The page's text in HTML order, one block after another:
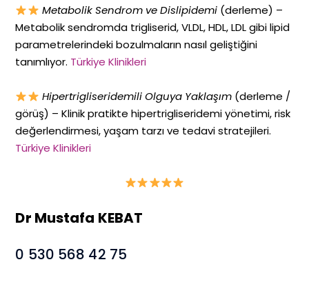
Metabolik Sendrom ve Dislipidemi(derleme) –
Metabolik sendromda trigliserid, VLDL, HDL, LDL gibi lipid
parametrelerindeki bozulmaların nasıl geliştiğini
tanımlıyor. Türkiye Klinikleri
Hipertrigliseridemili Olguya Yaklaşım(derleme /
görüş) – Klinik pratikte hipertrigliseridemi yönetimi, risk
değerlendirmesi, yaşam tarzı ve tedavi stratejileri.
Türkiye Klinikleri
Dr Mustafa KEBAT
0 530 568 42 75